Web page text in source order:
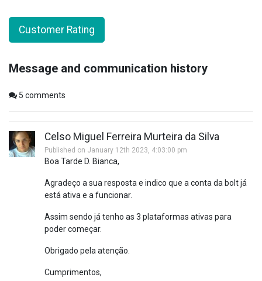
Customer Rating
Message and communication history
5 comments
Celso Miguel Ferreira Murteira da Silva
Published on January 12th 2023, 4:03:00 pm
Boa Tarde D. Bianca,
Agradeço a sua resposta e indico que a conta da bolt já
está ativa e a funcionar.
Assim sendo já tenho as 3 plataformas ativas para
poder começar.
Obrigado pela atenção.
Cumprimentos,